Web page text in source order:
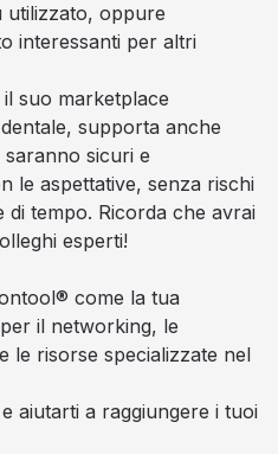
utilizzato, oppure
interessanti per altri
suo marketplace
supporta anche
sicuri e
le aspettative, senza rischi
tempo. Ricorda che avrai
esperti!
come la tua
il networking, le
le risorse specializzate nel
aiutarti a raggiungere i tuoi